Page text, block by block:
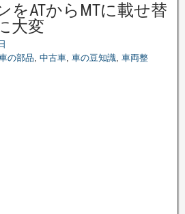
をATからMTに載せ替
大変
の部品, 中古車, 車の豆知識, 車両整